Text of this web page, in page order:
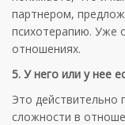
партнером,
психотерапию. Уже
отношениях.
5. У него или у нее
Это действительно
сложности в